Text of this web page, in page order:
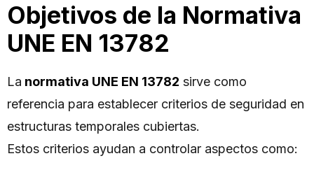
Objetivos de la Normativa
UNE EN 13782
La normativa UNE EN 13782 sirve como
referencia para establecer criterios de seguridad en
estructuras temporales cubiertas.
Estos criterios ayudan a controlar aspectos como: